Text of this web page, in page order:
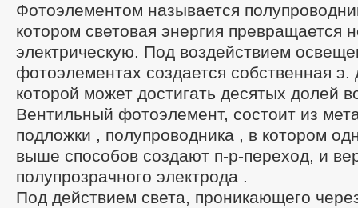
Фотоэлементом называется
котором световая энергия превращается
электрическую. Под воздействием
фотоэлементах создается собственная э.
которой может достигать десятых долей
Вентильный фотоэлемент, состоит из
подложки , полупроводника , в котором
выше способов создают п-р-переход, и
полупрозрачного электрода .
Под действием света, проникающего